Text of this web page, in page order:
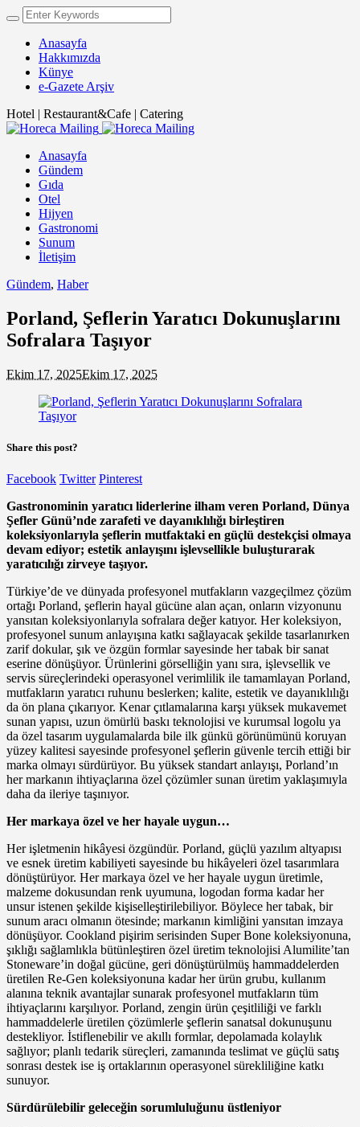
Anasayfa
Hakkımızda
Künye
e-Gazete Arşiv
Hotel | Restaurant&Cafe | Catering
Anasayfa
Gündem
Gıda
Otel
Hijyen
Gastronomi
Sunum
İletişim
Gündem, Haber
Porland, Şeflerin Yaratıcı Dokunuşlarını
Sofralara Taşıyor
Ekim 17, 2025Ekim 17, 2025
Share this post?
Facebook Twitter Pinterest
Gastronominin yaratıcı liderlerine ilham veren Porland, Dünya
Şefler Günü’nde zarafeti ve dayanıklılığı birleştiren
koleksiyonlarıyla şeflerin mutfaktaki en güçlü destekçisi olmaya
devam ediyor; estetik anlayışını işlevsellikle buluşturarak
yaratıcılığı zirveye taşıyor.
Türkiye’de ve dünyada profesyonel mutfakların vazgeçilmez çözüm
ortağı Porland, şeflerin hayal gücüne alan açan, onların vizyonunu
yansıtan koleksiyonlarıyla sofralara değer katıyor. Her koleksiyon,
profesyonel sunum anlayışına katkı sağlayacak şekilde tasarlanırken
zarif dokular, şık ve özgün formlar sayesinde her tabak bir sanat
eserine dönüşüyor. Ürünlerini görselliğin yanı sıra, işlevsellik ve
servis süreçlerindeki operasyonel verimlilik ile tamamlayan Porland,
mutfakların yaratıcı ruhunu beslerken; kalite, estetik ve dayanıklılığı
da ön plana çıkarıyor. Kenar çıtlamalarına karşı yüksek mukavemet
sunan yapısı, uzun ömürlü baskı teknolojisi ve kurumsal logolu ya
da özel tasarım uygulamalarda bile ilk günkü görünümünü koruyan
yüzey kalitesi sayesinde profesyonel şeflerin güvenle tercih ettiği bir
marka olmayı sürdürüyor. Bu yüksek standart anlayışı, Porland’ın
her markanın ihtiyaçlarına özel çözümler sunan üretim yaklaşımıyla
daha da ileriye taşınıyor.
Her markaya özel ve her hayale uygun…
Her işletmenin hikâyesi özgündür. Porland, güçlü yazılım altyapısı
ve esnek üretim kabiliyeti sayesinde bu hikâyeleri özel tasarımlara
dönüştürüyor. Her markaya özel ve her hayale uygun üretimle,
malzeme dokusundan renk uyumuna, logodan forma kadar her
unsur istenen şekilde kişiselleştirilebiliyor. Böylece her tabak, bir
sunum aracı olmanın ötesinde; markanın kimliğini yansıtan imzaya
dönüşüyor. Cookland pişirim serisinden Super Bone koleksiyonuna,
şıklığı sağlamlıkla bütünleştiren özel üretim teknolojisi Alumilite’tan
Stoneware’in doğal gücüne, geri dönüştürülmüş hammaddelerden
üretilen Re-Gen koleksiyonuna kadar her ürün grubu, kullanım
alanına teknik avantajlar sunarak profesyonel mutfakların tüm
ihtiyaçlarını karşılıyor. Porland, zengin ürün çeşitliliği ve farklı
hammaddelerle üretilen çözümlerle şeflerin sanatsal dokunuşunu
destekliyor. İstiflenebilir ve akıllı formlar, depolamada kolaylık
sağlıyor; planlı tedarik süreçleri, zamanında teslimat ve güçlü satış
sonrası destek ise iş ortaklarının operasyonel sürekliliğine katkı
sunuyor.
Sürdürülebilir geleceğin sorumluluğunu üstleniyor